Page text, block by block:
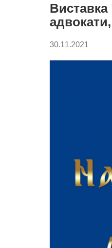
Виставка
30.11.2021